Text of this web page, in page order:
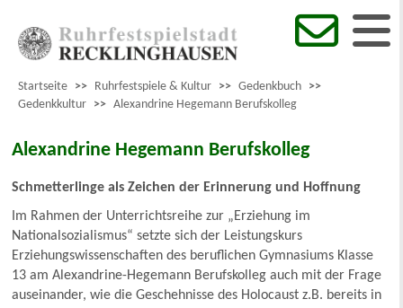
Startseite >> Ruhrfestspiele & Kultur >> Gedenkbuch >>
Gedenkkultur >> Alexandrine Hegemann Berufskolleg
Alexandrine Hegemann Berufskolleg
Schmetterlinge als Zeichen der Erinnerung und Hoffnung
Im Rahmen der Unterrichtsreihe zur „Erziehung im
Nationalsozialismus“ setzte sich der Leistungskurs
Erziehungswissenschaften des beruflichen Gymnasiums Klasse
13 am Alexandrine-Hegemann Berufskolleg auch mit der Frage
auseinander, wie die Geschehnisse des Holocaust z.B. bereits in